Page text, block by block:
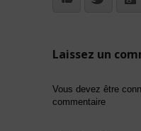
Laissez un
Vous devez être
commentaire